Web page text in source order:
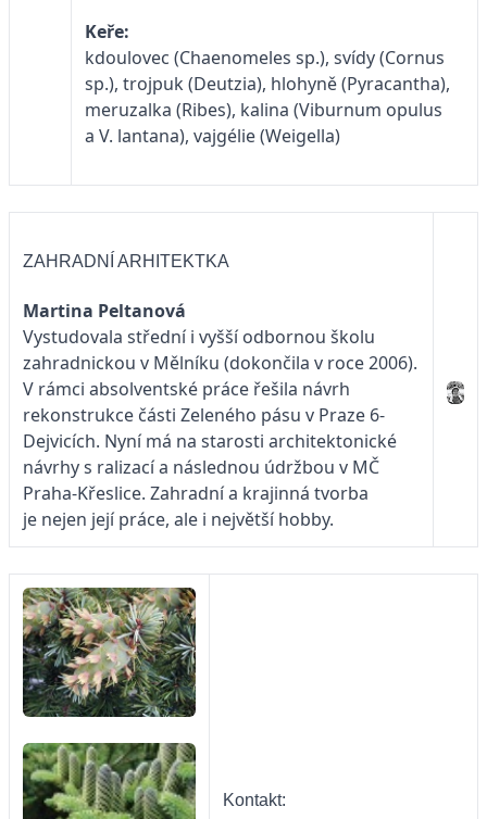
Keře:
kdoulovec (Chaenomeles sp.), svídy (Cornus
sp.), trojpuk (Deutzia), hlohyně (Pyracantha),
meruzalka (Ribes), kalina (Viburnum opulus
a V. lantana), vajgélie (Weigella)
ZAHRADNÍ ARHITEKTKA
Martina Peltanová
Vystudovala střední i vyšší odbornou školu
zahradnickou v Mělníku (dokončila v roce 2006).
V rámci absolventské práce řešila návrh
rekonstrukce části Zeleného pásu v Praze 6-
Dejvicích. Nyní má na starosti architektonické
návrhy s ralizací a následnou údržbou v MČ
Praha-Křeslice. Zahradní a krajinná tvorba
je nejen její práce, ale i největší hobby.
Kontakt: